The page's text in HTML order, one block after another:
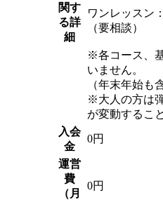
関す
る詳
細
ワンレッスン
（要相談）
※各コース、
いません。
（年末年始も
※大人の方は
が変動するこ
入会
金
0円
運営
費
（月
0円